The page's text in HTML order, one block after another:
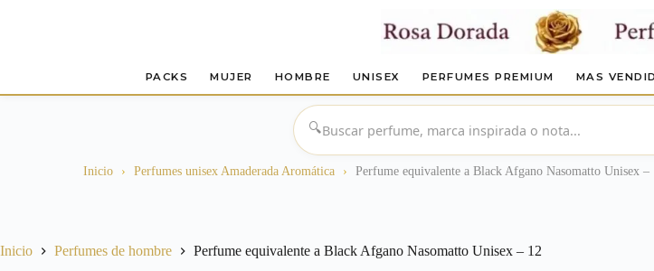
PACKS MUJER HOMBRE UNISEX PERFUMES PREMIUM MAS
🔍
Inicio › Perfumes unisex Amaderada Aromática › Perfume equivalente a Black Afgano Nasomatto Unisex –
Inicio Perfumes de hombre Perfume equivalente a Black Afgano Nasomatto Unisex – 12